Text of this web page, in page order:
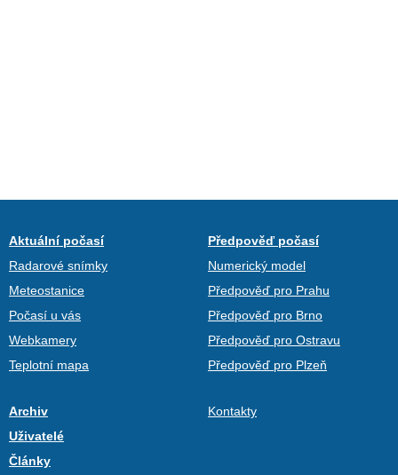
Aktuální počasí
Radarové snímky
Meteostanice
Počasí u vás
Webkamery
Teplotní mapa
Předpověď počasí
Numerický model
Předpověď pro Prahu
Předpověď pro Brno
Předpověď pro Ostravu
Předpověď pro Plzeň
Archiv
Uživatelé
Články
Kontakty